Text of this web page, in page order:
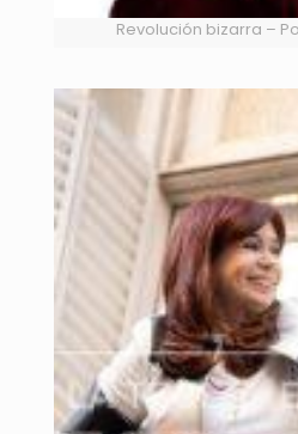
Revolución bizarra –